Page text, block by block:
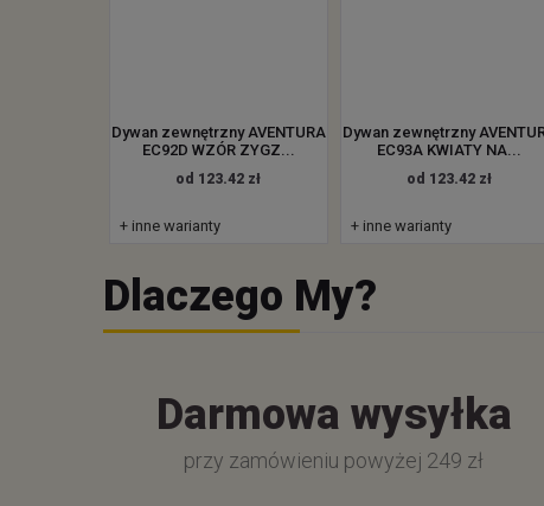
Dywan zewnętrzny AVENTURA
EC92D WZÓR ZYGZ...
od 123.42 zł
+ inne warianty
Dywan zewnętrzny
EC93A KWIATY NA...
od 123.42 zł
+ inne warianty
Dlaczego My?
Darmowa wysyłka
przy zamówieniu powyżej 249 zł